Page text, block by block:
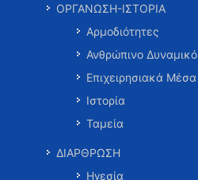
ΟΡΓΑΝΩΣΗ-ΙΣΤΟΡΙΑ
Αρμοδιότητες
Ανθρώπινο Δυναμικό
Επιχειρησιακά Μέσα
Ιστορία
Ταμεία
ΔΙΑΡΘΡΩΣΗ
Ηγεσία